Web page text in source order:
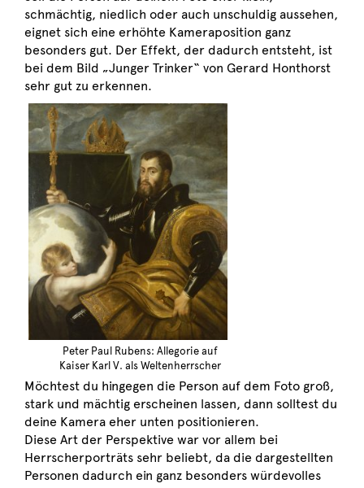
schmächtig, niedlich oder auch unschuldig aussehen,
eignet sich eine erhöhte Kameraposition ganz
besonders gut. Der Effekt, der dadurch entsteht, ist
bei dem Bild „Junger Trinker“ von Gerard Honthorst
sehr gut zu erkennen.
Peter Paul Rubens: Allegorie auf
Kaiser Karl V. als Weltenherrscher
Möchtest du hingegen die Person auf dem Foto groß,
stark und mächtig erscheinen lassen, dann solltest du
deine Kamera eher unten positionieren.
Diese Art der Perspektive war vor allem bei
Herrscherporträts sehr beliebt, da die dargestellten
Personen dadurch ein ganz besonders würdevolles